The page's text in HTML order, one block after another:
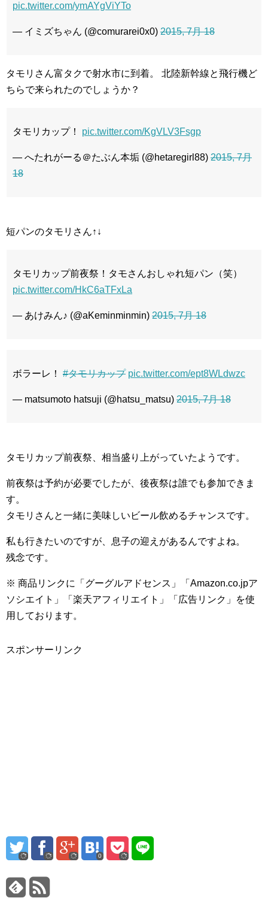
pic.twitter.com/ymAYgViYTo
— イミズちゃん (@comurarei0x0) 2015, 7月 18
タモリさん富タクで射水市に到着。 北陸新幹線と飛行機ど
ちらで来られたのでしょうか？
タモリカップ！ pic.twitter.com/KgVLV3Fsgp
— へたれがーる＠たぶん本垢 (@hetaregirl88) 2015, 7月
18
短パンのタモリさん↑↓
タモリカップ前夜祭！タモさんおしゃれ短パン（笑）
pic.twitter.com/HkC6aTFxLa
— あけみん♪ (@aKeminminmin) 2015, 7月 18
ボラーレ！ #タモリカップ pic.twitter.com/ept8WLdwzc
— matsumoto hatsuji (@hatsu_matsu) 2015, 7月 18
タモリカップ前夜祭、相当盛り上がっていたようです。
前夜祭は予約が必要でしたが、後夜祭は誰でも参加できま
す。
タモリさんと一緒に美味しいビール飲めるチャンスです。
私も行きたいのですが、息子の迎えがあるんですよね。
残念です。
※ 商品リンクに「グーグルアドセンス」「Amazon.co.jpア
ソシエイト」「楽天アフィリエイト」「広告リンク」を使
用しております。
スポンサーリンク
0